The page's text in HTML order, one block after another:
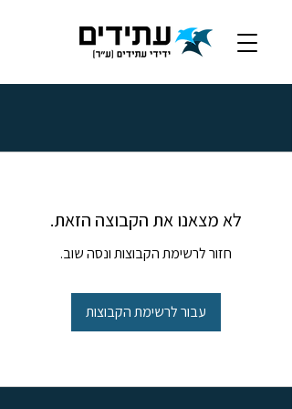
לא מצאנו את הקבוצה הזאת.
חזור לרשימת הקבוצות ונסה שוב.
עבור לרשימת הקבוצות